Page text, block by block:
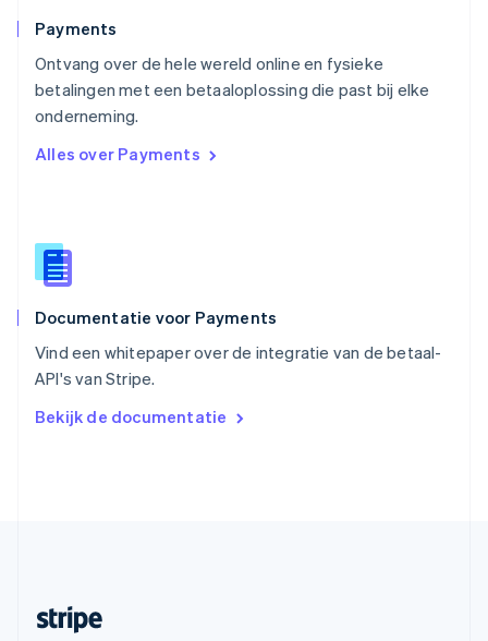
Payments
Ontvang over de hele wereld online en fysieke
betalingen met een betaaloplossing die past bij elke
onderneming.
Alles over Payments
Documentatie voor Payments
Vind een whitepaper over de integratie van de betaal-
API's van Stripe.
Bekijk de documentatie
Português
English
Singapore
English简体中文
EnglishItaliano
Español
Thailand
Tsjechië
Vasteland van China
简体中文English
English